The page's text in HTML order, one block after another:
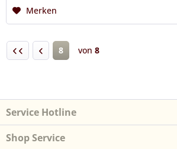
Merken
8 von 8
Service Hotline
Shop Service